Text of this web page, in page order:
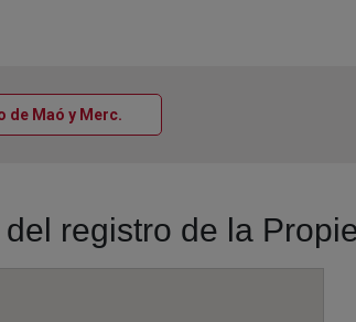
de Maó y Merc.
registro de la